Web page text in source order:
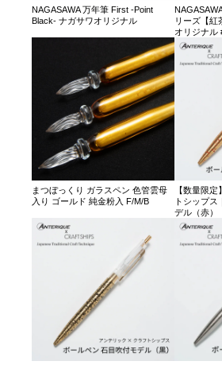
NAGASAWA 万年筆 First -Point
Black- ナガサワオリジナル
リーズ【紅
オリジナル
まつぼっくり ガラスペン 色管雲母
入り ゴールド 純金粉入 F/M/B
【数量限
トシップ
デル（赤）